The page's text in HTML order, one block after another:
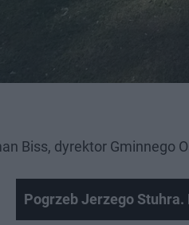
Biss, dyrektor Gminnego
Pogrzeb Jerzego Stuhra.